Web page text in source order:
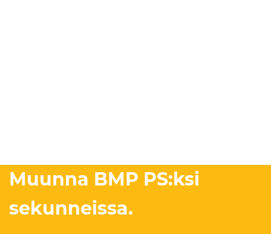
Muunna BMP PS:ksi
sekunneissa.